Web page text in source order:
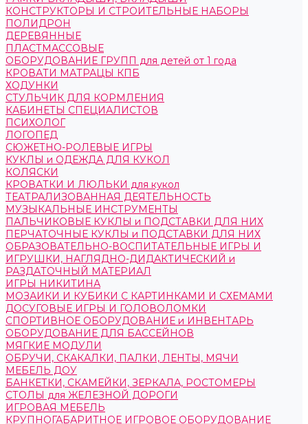
КОНСТРУКТОРЫ И СТРОИТЕЛЬНЫЕ НАБОРЫ
ПОЛИДРОН
ДЕРЕВЯННЫЕ
ПЛАСТМАССОВЫЕ
ОБОРУДОВАНИЕ ГРУПП для детей от 1 года
КРОВАТИ МАТРАЦЫ КПБ
ХОДУНКИ
СТУЛЬЧИК ДЛЯ КОРМЛЕНИЯ
КАБИНЕТЫ СПЕЦИАЛИСТОВ
ПСИХОЛОГ
ЛОГОПЕД
СЮЖЕТНО-РОЛЕВЫЕ ИГРЫ
КУКЛЫ и ОДЕЖДА ДЛЯ КУКОЛ
КОЛЯСКИ
КРОВАТКИ И ЛЮЛЬКИ для кукол
ТЕАТРАЛИЗОВАННАЯ ДЕЯТЕЛЬНОСТЬ
МУЗЫКАЛЬНЫЕ ИНСТРУМЕНТЫ
ПАЛЬЧИКОВЫЕ КУКЛЫ и ПОДСТАВКИ ДЛЯ НИХ
ПЕРЧАТОЧНЫЕ КУКЛЫ и ПОДСТАВКИ ДЛЯ НИХ
ОБРАЗОВАТЕЛЬНО-ВОСПИТАТЕЛЬНЫЕ ИГРЫ И
ИГРУШКИ, НАГЛЯДНО-ДИДАКТИЧЕСКИЙ и
РАЗДАТОЧНЫЙ МАТЕРИАЛ
ИГРЫ НИКИТИНА
МОЗАИКИ И КУБИКИ С КАРТИНКАМИ И СХЕМАМИ
ДОСУГОВЫЕ ИГРЫ И ГОЛОВОЛОМКИ
СПОРТИВНОЕ ОБОРУДОВАНИЕ и ИНВЕНТАРЬ
ОБОРУДОВАНИЕ ДЛЯ БАССЕЙНОВ
МЯГКИЕ МОДУЛИ
ОБРУЧИ, СКАКАЛКИ, ПАЛКИ, ЛЕНТЫ, МЯЧИ
МЕБЕЛЬ ДОУ
БАНКЕТКИ, СКАМЕЙКИ, ЗЕРКАЛА, РОСТОМЕРЫ
СТОЛЫ для ЖЕЛЕЗНОЙ ДОРОГИ
ИГРОВАЯ МЕБЕЛЬ
КРУПНОГАБАРИТНОЕ ИГРОВОЕ ОБОРУДОВАНИЕ